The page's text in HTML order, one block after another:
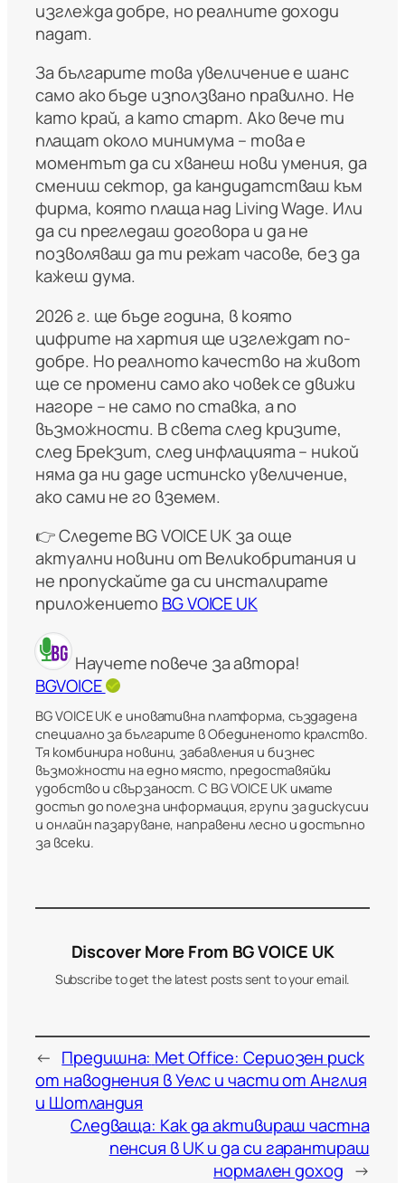
изглежда добре, но реалните доходи
падат.
За българите това увеличение е шанс
само ако бъде използвано правилно. Не
като край, а като старт. Ако вече ти
плащат около минимума – това е
моментът да си хванеш нови умения, да
смениш сектор, да кандидатстваш към
фирма, която плаща над Living Wage. Или
да си прегледаш договора и да не
позволяваш да ти режат часове, без да
кажеш дума.
2026 г. ще бъде година, в която
цифрите на хартия ще изглеждат по-
добре. Но реалното качество на живот
ще се промени само ако човек се движи
нагоре – не само по ставка, а по
възможности. В света след кризите,
след Брекзит, след инфлацията – никой
няма да ни даде истинско увеличение,
ако сами не го вземем.
👉 Следете BG VOICE UK за още
актуални новини от Великобритания и
не пропускайте да си инсталирате
приложението BG VOICE UK
Научете повече за автора!
BGVOICE
BG VOICE UK е иновативна платформа, създадена
специално за българите в Обединеното кралство.
Тя комбинира новини, забавления и бизнес
възможности на едно място, предоставяйки
удобство и свързаност. С BG VOICE UK имате
достъп до полезна информация, групи за дискусии
и онлайн пазаруване, направени лесно и достъпно
за всеки.
Discover More From BG VOICE UK
Subscribe to get the latest posts sent to your email.
← Предишна: Met Office: Сериозен риск
от наводнения в Уелс и части от Англия
и Шотландия
Следваща: Как да активираш частна
пенсия в UK и да си гарантираш
нормален доход →